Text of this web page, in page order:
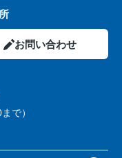
お問い合わせ
で）